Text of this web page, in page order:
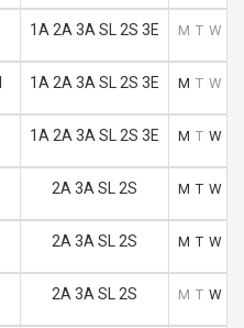
1A 2A 3A SL 2S 3E M T W
1A 2A 3A SL 2S 3E M T W
1A 2A 3A SL 2S 3E M T W
2A 3A SL 2S M T W
2A 3A SL 2S M T W
2A 3A SL 2S M T W